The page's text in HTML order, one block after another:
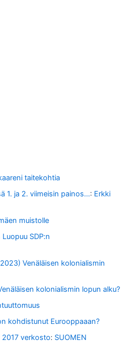
taitekohtia
1. ja 2. viimeisin painos...: Erkki
muistolle
SDP:n
Venäläisen kolonialismin
kolonialismin lopun alku?
kohdistunut Eurooppaaan?
2017 verkosto: SUOMEN